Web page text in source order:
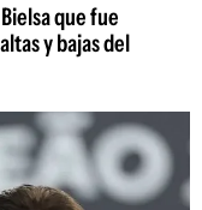
que fue
y bajas del